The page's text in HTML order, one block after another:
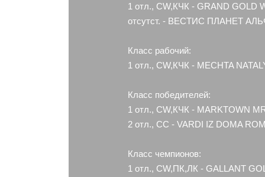
1 отл., CW,КЧК - GRAND GOLD
отсутст. - ВЕСТИС ПЛАНЕТ
Класс рабочий:
1 отл., CW,КЧК - MECHTA
Класс победителей:
1 отл., CW,КЧК - MARKTOWN
2 отл., СС - VARDI IZ DOMA
Класс чемпионов:
1 отл., CW,ПК,ЛК - GALLANT